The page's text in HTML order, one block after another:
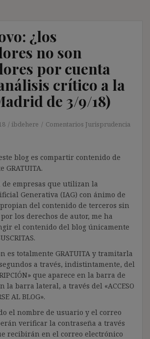
¿los
no son
por cuenta
crítico a la
de 3/9/18)
ibdehere Comentarios Jurisprudencia
blog es compartir contenido de
GRATUITA.
empresas que utilizan la
Generativa (IAG) con ánimo de
del contenido de terceros sin
los derechos de autor, me ha
el contenido del blog únicamente
es totalmente GRATUITA y tramitarla
a través, indistintamente, del
que aparece en la barra de
la barra lateral, a través del «ACCESO
AL BLOG».
el nombre de usuario y el correo
verificar la contraseña a través
recibirán en el correo electrónico